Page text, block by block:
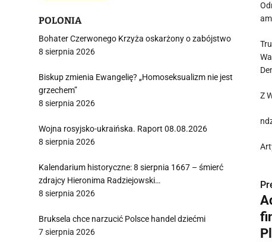
Z
N
a
w
POLONIA
Bohater Czerwonego Krzyża oskarżony o zabójstwo
8 sierpnia 2026
Biskup zmienia Ewangelię? „Homoseksualizm nie jest
grzechem”
8 sierpnia 2026
Wojna rosyjsko-ukraińska. Raport 08.08.2026
8 sierpnia 2026
Kalendarium historyczne: 8 sierpnia 1667 – śmierć
zdrajcy Hieronima Radziejowski…
8 sierpnia 2026
Bruksela chce narzucić Polsce handel dziećmi
7 sierpnia 2026